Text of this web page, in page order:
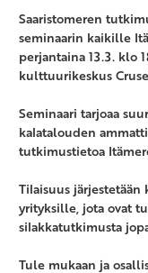
Saaristomeren
seminaarin kaikille
perjantaina 13.3. klo
kulttuurikeskus
Seminaari tarjoaa
kalatalouden
tutkimustietoa
Tilaisuus
yrityksille, jota ovat
silakkatutkimusta
Tule mukaan ja